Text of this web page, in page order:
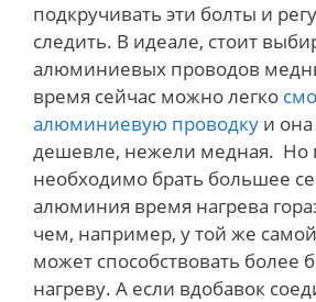
подкручивать эти болты и
следить. В идеале, стоит
алюминиевых проводов
время сейчас можно легко
алюминиевую проводку и
дешевле, нежели медная. Но
необходимо брать большее
алюминия время нагрева
чем, например, у той же
может способствовать более
нагреву. А если вдобавок